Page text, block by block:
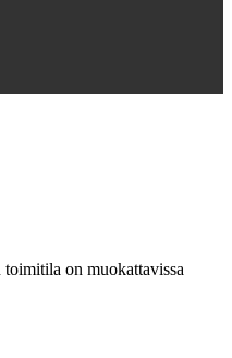
on muokattavissa